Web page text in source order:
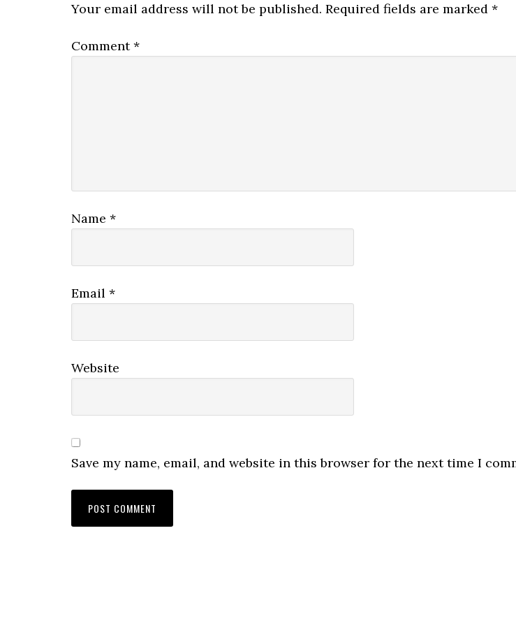
Your email address will not be published. Required fields are marked *
Comment*
Name *
Email *
Website
Save my name, email, and website in this browser for the next time I